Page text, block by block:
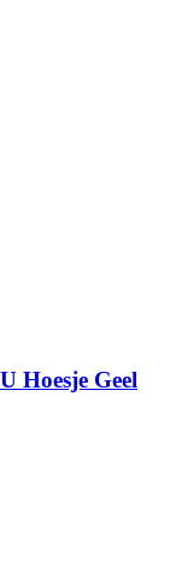
Hoesje Geel